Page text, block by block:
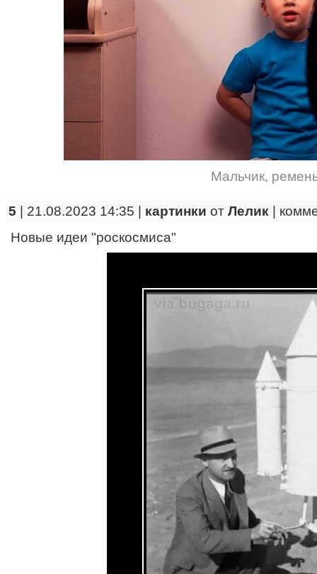
Мальчик,
5 | 21.08.2023 14:35 | картинки от Лелик
Новые идеи "роскосмиса"